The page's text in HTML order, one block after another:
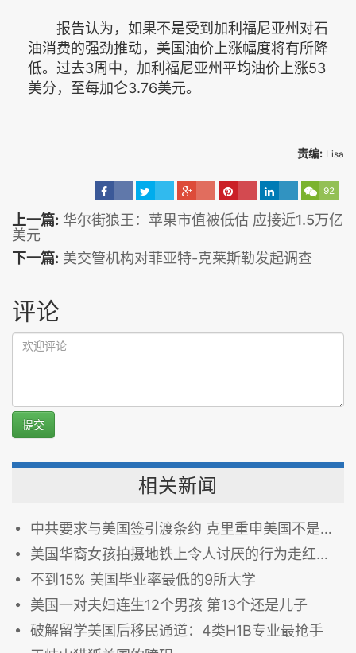
报告认为，如果不是受到加利福尼亚州对石
油消费的强劲推动，美国油价上涨幅度将有所降
低。过去3周中，加利福尼亚州平均油价上涨53
美分，至每加仑3.76美元。
责编: Lisa
92
上一篇: 华尔街狼王：苹果市值被低估 应接近1.5万亿
美元
下一篇: 美交管机构对菲亚特-克莱斯勒发起调查
评论
提交
相关新闻
中共要求与美国签引渡条约 克里重申美国不是中共贪官避风港
美国华裔女孩拍摄地铁上令人讨厌的行为走红网络
不到15% 美国毕业率最低的9所大学
美国一对夫妇连生12个男孩 第13个还是儿子
破解留学美国后移民通道：4类H1B专业最抢手